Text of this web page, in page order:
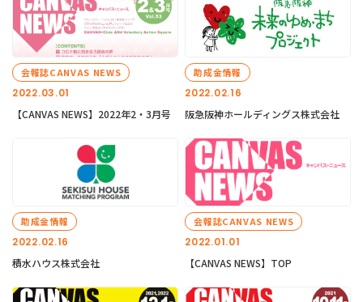
2022.03.01
会報誌CANVAS NEWS
【CANVAS NEWS】2022年2・3月号
2022.02.16
助成金情報
阪急阪神ホールディングス株式会社
2022.02.16
助成金情報
積水ハウス株式会社
2022.01.01
会報誌CANVAS NEWS
【CANVAS NEWS】TOP